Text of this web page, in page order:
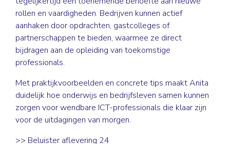
rollen en vaardigheden. Bedrijven kunnen actief
aanhaken door opdrachten, gastcolleges of
partnerschappen te bieden, waarmee ze direct
bijdragen aan de opleiding van toekomstige
professionals.
Met praktijkvoorbeelden en concrete tips maakt Anita
duidelijk hoe onderwijs en bedrijfsleven samen kunnen
zorgen voor wendbare ICT-professionals die klaar zijn
voor de uitdagingen van morgen.
>> Beluister aflevering 24